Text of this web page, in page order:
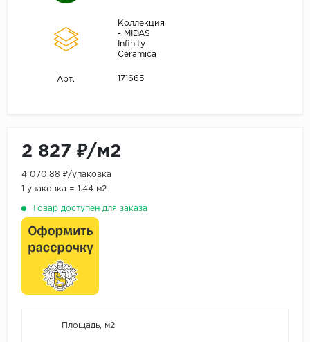
Коллекция
- MIDAS
Infinity
Ceramica
Арт. 171665
2 827 ₽/м2
4 070.88 ₽/упаковка
1 упаковка = 1.44 м2
Товар доступен для заказа
Площадь, м2